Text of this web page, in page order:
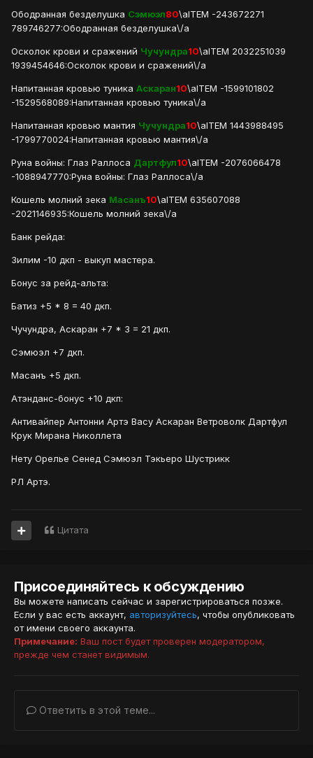
Ободранная безделушка Сэмюэл80\aITEM -243672271
789746277:Ободранная безделушка\/a
Осколок крови и сражений Чучундра10\aITEM 2032251039
1939454646:Осколок крови и сражений\/a
Напитанная кровью туника Аскаран10\aITEM -1599101802
-1529568089:Напитанная кровью туника\/a
Напитанная кровью мантия Чучундра10\aITEM 1443988495
-1799770024:Напитанная кровью мантия\/a
Руна войны: Глаз Раллоса Дартфул10\aITEM -2076066478
-1088947770:Руна войны: Глаз Раллоса\/a
Кошель молний зека Масанъ10\aITEM 635607088
-2021146935:Кошель молний зека\/a
Банк рейда:
Зилим -10 дкп - выкуп мастера.
Бонус за рейд-альта:
Батиз +5 * 8 = 40 дкп.
Чучундра, Аскаран +7 * 3 = 21 дкп.
Сэмюэл +7 дкп.
Масанъ +5 дкп.
Атэнданс-бонус +10 дкп:
Антивайпер Антонни Артэ Васу Аскаран Ветроволк Дартфул
Крук Мирана Николлета
Нету Орелье Сенед Сэмюэл Тэкьеро Шустрикк
РЛ Артэ.
Цитата
Присоединяйтесь к обсуждению
Вы можете написать сейчас и зарегистрироваться позже.
Если у вас есть аккаунт, авторизуйтесь, чтобы опубликовать
от имени своего аккаунта.
Примечание: Ваш пост будет проверен модератором,
прежде чем станет видимым.
Ответить в этой теме...